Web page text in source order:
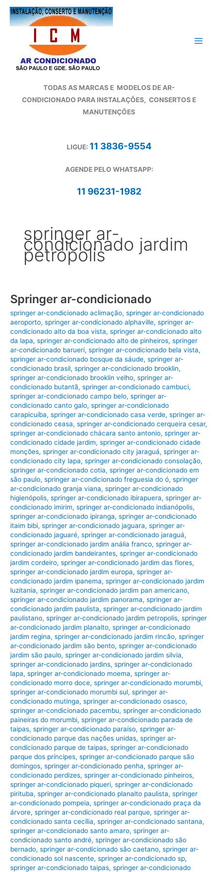
para
TODAS AS MARCAS E MODELOS DE AR-
CONDICIONADO PARA INSTALAÇÕES, CONSERTOS E
MANUTENÇÕES
LIGUE: 11 3836-9554
AGENDE PELO WHATSAPP:
11 96231-1982
springer ar-
condicionado jardim
petropolis
Springer ar-condicionado
springer ar-condicionado aclimação,springer ar-condicionado
aeroporto,springer ar-condicionado alphaville,springer ar-
condicionado alto da boa vista,springer ar-condicionado alto
da lapa,springer ar-condicionado alto de pinheiros,springer
ar-condicionado barueri,springer ar-condicionado bela vista,
springer ar-condicionado bosque da sáude,springer ar-
condicionado brasil,springer ar-condicionado brooklin,
springer ar-condicionado brooklin velho,springer ar-
condicionado butantã,springer ar-condicionado cambuci,
springer ar-condicionado campo belo,springer ar-
condicionado canto galo,springer ar-condicionado
carapicuíba,springer ar-condicionado casa verde,springer ar-
condicionado ceasa,springer ar-condicionado cerqueira cesar,
springer ar-condicionado chácara santo antonio,springer ar-
condicionado cidade jardim,springer ar-condicionado cidade
monções,springer ar-condicionado city jaraguá,springer ar-
condicionado city lapa,springer ar-condicionado consolação,
springer ar-condicionado cotia,springer ar-condicionado em
são paulo,springer ar-condicionado freguesia do ó,springer
ar-condicionado granja viana,springer ar-condicionado
higienópolis,springer ar-condicionado ibirapuera,springer ar-
condicionado imirim,springer ar-condicionado indianópolis,
springer ar-condicionado ipiranga,springer ar-condicionado
itaim bibi,springer ar-condicionado jaguara,springer ar-
condicionado jaguaré,springer ar-condicionado jaraguá,
springer ar-condicionado jardim anália franco,springer ar-
condicionado jardim bandeirantes,springer ar-condicionado
jardim cordeiro,springer ar-condicionado jardim das flores,
springer ar-condicionado jardim europa,springer ar-
condicionado jardim ipanema,springer ar-condicionado jardim
luzitania,springer ar-condicionado jardim pan americano,
springer ar-condicionado jardim panorama,springer ar-
condicionado jardim paulista,springer ar-condicionado jardim
paulistano,springer ar-condicionado jardim petropolis,springer
ar-condicionado jardim planalto,springer ar-condicionado
jardim regina,springer ar-condicionado jardim rincão,springer
ar-condicionado jardim são bento,springer ar-condicionado
jardim são paulo,springer ar-condicionado jardim silvia,
springer ar-condicionado jardins,springer ar-condicionado
lapa,springer ar-condicionado moema,springer ar-
condicionado morro doce,springer ar-condicionado morumbi,
springer ar-condicionado morumbi sul,springer ar-
condicionado mutinga,springer ar-condicionado osasco,
springer ar-condicionado pacembu,springer ar-condicionado
paineiras do morumbi,springer ar-condicionado parada de
taipas,springer ar-condicionado paraíso,springer ar-
condicionado parque das nações unidas,springer ar-
condicionado parque de taipas,springer ar-condicionado
parque dos príncipes,springer ar-condicionado parque são
domingos,springer ar-condicionado penha,springer ar-
condicionado perdizes,springer ar-condicionado pinheiros,
springer ar-condicionado piqueri,springer ar-condicionado
pirituba,springer ar-condicionado planalto paulista,springer
ar-condicionado pompeia,springer ar-condicionado praça da
árvore,springer ar-condicionado real parque,springer ar-
condicionado santa cecília,springer ar-condicionado santana,
springer ar-condicionado santo amaro,springer ar-
condicionado santo andré,springer ar-condicionado são
bernado,springer ar-condicionado são caetano,springer ar-
condicionado sol nascente,springer ar-condicionado sp,
springer ar-condicionado taipas,springer ar-condicionado